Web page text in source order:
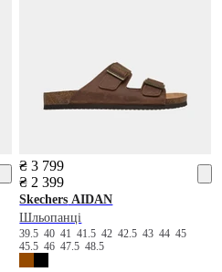
₴ 3 799
₴ 2 399
Skechers AIDAN
Шльопанці
39.5404141.54242.5434445
45.54647.548.5